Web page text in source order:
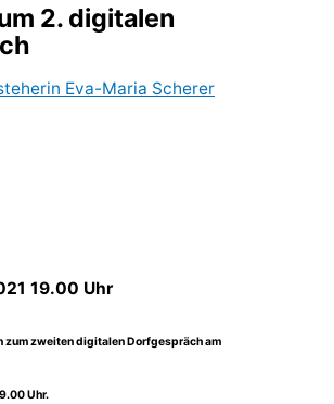
2. digitalen
Eva-Maria Scherer
19.00 Uhr
zum zweiten digitalen Dorfgespräch am
Uhr.